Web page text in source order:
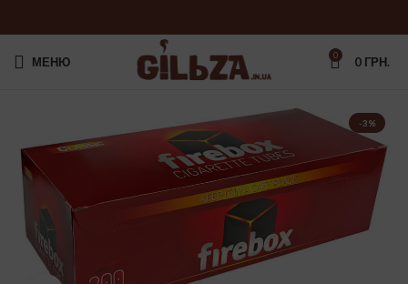
МЕНЮ 0 0 ГРН.
-3%